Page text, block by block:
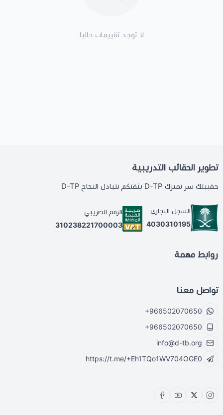
لا توجد تقييمات حاليا
تطوير الحقائب التدريبية
حقيبتك سر تميزك D-TP بثقتكم نتبادل النجاح D-TP
السجل التجاري
4030310195
الرقم الضريبي
310238221700003
روابط مهمة
تواصل معنا
+966502070650
+966502070650
info@d-tb.org
https://t.me/+Eh1TQo1WV704OGE0